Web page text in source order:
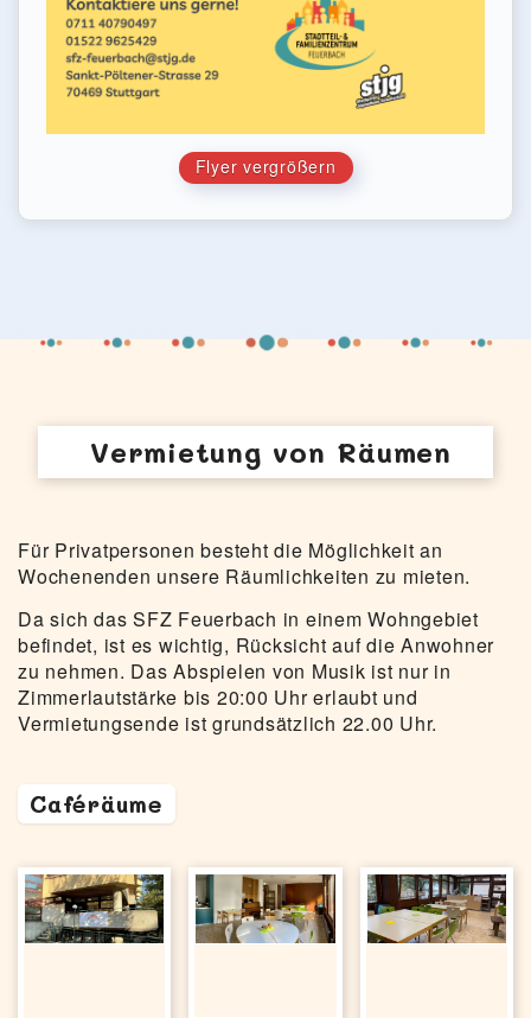
Flyer vergrößern
Vermietung von Räumen
Für Privatpersonen besteht die Möglichkeit an
Wochenenden unsere Räumlichkeiten zu mieten.
Da sich das SFZ Feuerbach in einem Wohngebiet
befindet, ist es wichtig, Rücksicht auf die Anwohner
zu nehmen. Das Abspielen von Musik ist nur in
Zimmerlautstärke bis 20:00 Uhr erlaubt und
Vermietungsende ist grundsätzlich 22.00 Uhr.
Caféräume